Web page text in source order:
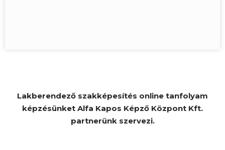
Lakberendező szakképesítés online tanfolyam
képzésünket Alfa Kapos Képző Központ Kft.
partnerünk szervezi.